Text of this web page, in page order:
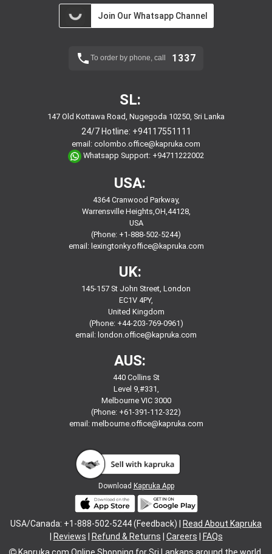
Join Our Whatsapp Channel
To order by phone, call 1337
SL:
147 Old Kottawa Road, Nugegoda 10250, Sri Lanka
24/7 Hotline: +94117551111
email: colombo.office@kapruka.com
Whatsapp Support: +94711222002
USA:
4364 Cranwood Parkway,
Warrensville Heights,OH,44128,
USA
(Phone: +1-888-502-5244)
email: lexingtonky.office@kapruka.com
UK:
145-157 St John Street, London
EC1V 4PY,
United Kingdom
(Phone: +44-203-769-0961)
email: london.office@kapruka.com
AUS:
440 Collins St
Level 9,#331,
Melbourne VIC 3000
(Phone: +61-391-112-322)
email: melbourne.office@kapruka.com
Download Kapruka App
USA/Canada: +1-888-502-5244 (Feedback) |
Read About Kapruka
Reviews Refund & Returns Careers
FAQs